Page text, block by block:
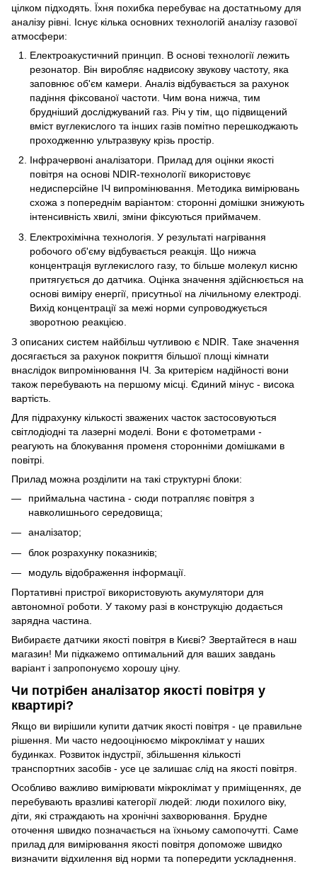
цілком підходять. Їхня похибка перебуває на достатньому для
аналізу рівні. Існує кілька основних технологій аналізу газової
атмосфери:
Електроакустичний принцип. В основі технології лежить
резонатор. Він виробляє надвисоку звукову частоту, яка
заповнює об'єм камери. Аналіз відбувається за рахунок
падіння фіксованої частоти. Чим вона нижча, тим
брудніший досліджуваний газ. Річ у тім, що підвищений
вміст вуглекислого та інших газів помітно перешкоджають
проходженню ультразвуку крізь простір.
Інфрачервоні аналізатори. Прилад для оцінки якості
повітря на основі NDIR-технології використовує
недисперсійне ІЧ випромінювання. Методика вимірювань
схожа з попереднім варіантом: сторонні домішки знижують
інтенсивність хвилі, зміни фіксуються приймачем.
Електрохімічна технологія. У результаті нагрівання
робочого об'єму відбувається реакція. Що нижча
концентрація вуглекислого газу, то більше молекул кисню
притягується до датчика. Оцінка значення здійснюється на
основі виміру енергії, присутньої на лічильному електроді.
Вихід концентрації за межі норми супроводжується
зворотною реакцією.
З описаних систем найбільш чутливою є NDIR. Таке значення
досягається за рахунок покриття більшої площі кімнати
внаслідок випромінювання ІЧ. За критерієм надійності вони
також перебувають на першому місці. Єдиний мінус - висока
вартість.
Для підрахунку кількості зважених часток застосовуються
світлодіодні та лазерні моделі. Вони є фотометрами -
реагують на блокування променя сторонніми домішками в
повітрі.
Прилад можна розділити на такі структурні блоки:
приймальна частина - сюди потрапляє повітря з
навколишнього середовища;
аналізатор;
блок розрахунку показників;
модуль відображення інформації.
Портативні пристрої використовують акумулятори для
автономної роботи. У такому разі в конструкцію додається
зарядна частина.
Вибираєте датчики якості повітря в Києві? Звертайтеся в наш
магазин! Ми підкажемо оптимальний для ваших завдань
варіант і запропонуємо хорошу ціну.
Чи потрібен аналізатор якості повітря у
квартирі?
Якщо ви вирішили купити датчик якості повітря - це правильне
рішення. Ми часто недооцінюємо мікроклімат у наших
будинках. Розвиток індустрії, збільшення кількості
транспортних засобів - усе це залишає слід на якості повітря.
Особливо важливо вимірювати мікроклімат у приміщеннях, де
перебувають вразливі категорії людей: люди похилого віку,
діти, які страждають на хронічні захворювання. Брудне
оточення швидко позначається на їхньому самопочутті. Саме
прилад для вимірювання якості повітря допоможе швидко
визначити відхилення від норми та попередити ускладнення.